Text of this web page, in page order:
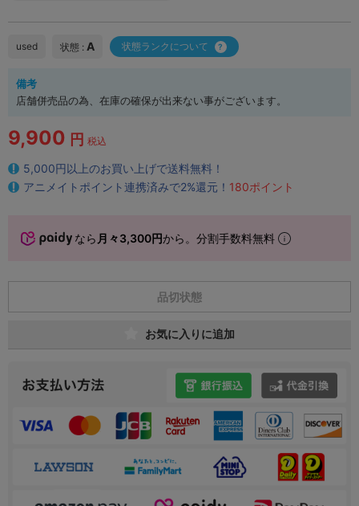
used 状態 : A 状態ランクについて
備考
店舗併売品の為、在庫の確保が出来ない事がございます。
9,900 円 税込
5,000円以上のお買い上げで送料無料！
アニメイトポイント連携済みで2%還元！ 180ポイント
なら 月々3,300円から。分割手数料無料
品切状態
お気に入りに追加